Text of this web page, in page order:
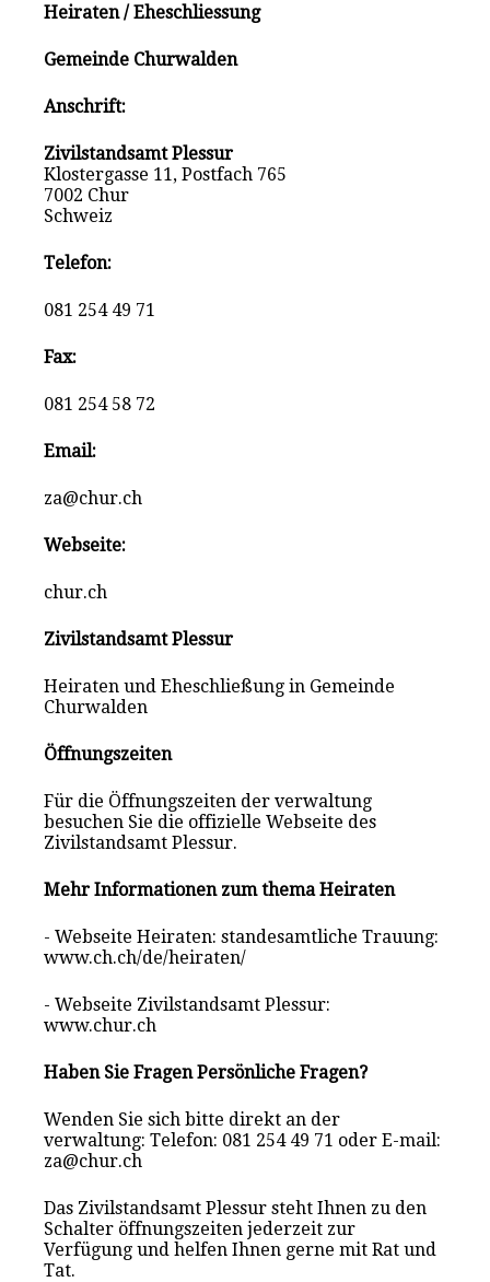
Heiraten / Eheschliessung
Gemeinde Churwalden
Anschrift:
Zivilstandsamt Plessur
Klostergasse 11, Postfach 765
7002 Chur
Schweiz
Telefon:
081 254 49 71
Fax:
081 254 58 72
Email:
za@chur.ch
Webseite:
chur.ch
Zivilstandsamt Plessur
Heiraten und Eheschließung in Gemeinde
Churwalden
Öffnungszeiten
Für die Öffnungszeiten der verwaltung
besuchen Sie die offizielle Webseite des
Zivilstandsamt Plessur.
Mehr Informationen zum thema Heiraten
- Webseite Heiraten: standesamtliche Trauung:
www.ch.ch/de/heiraten/
- Webseite Zivilstandsamt Plessur:
www.chur.ch
Haben Sie Fragen Persönliche Fragen?
Wenden Sie sich bitte direkt an der
verwaltung: Telefon: 081 254 49 71 oder E-mail:
za@chur.ch
Das Zivilstandsamt Plessur steht Ihnen zu den
Schalter öffnungszeiten jederzeit zur
Verfügung und helfen Ihnen gerne mit Rat und
Tat.